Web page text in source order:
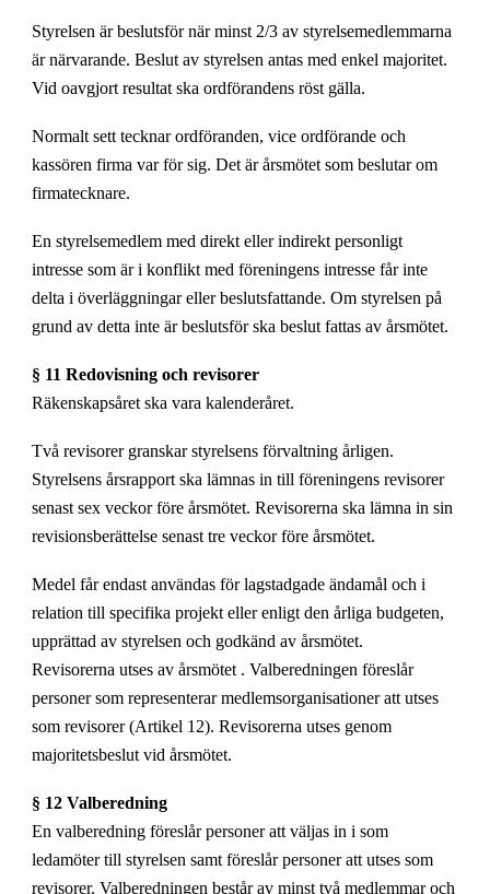
Styrelsen är beslutsför när minst 2/3 av styrelsemedlemmarna
är närvarande. Beslut av styrelsen antas med enkel majoritet.
Vid oavgjort resultat ska ordförandens röst gälla.
Normalt sett tecknar ordföranden, vice ordförande och
kassören firma var för sig. Det är årsmötet som beslutar om
firmatecknare.
En styrelsemedlem med direkt eller indirekt personligt
intresse som är i konflikt med föreningens intresse får inte
delta i överläggningar eller beslutsfattande. Om styrelsen på
grund av detta inte är beslutsför ska beslut fattas av årsmötet.
§ 11 Redovisning och revisorer
Räkenskapsåret ska vara kalenderåret.
Två revisorer granskar styrelsens förvaltning årligen.
Styrelsens årsrapport ska lämnas in till föreningens revisorer
senast sex veckor före årsmötet. Revisorerna ska lämna in sin
revisionsberättelse senast tre veckor före årsmötet.
Medel får endast användas för lagstadgade ändamål och i
relation till specifika projekt eller enligt den årliga budgeten,
upprättad av styrelsen och godkänd av årsmötet.
Revisorerna utses av årsmötet . Valberedningen föreslår
personer som representerar medlemsorganisationer att utses
som revisorer (Artikel 12). Revisorerna utses genom
majoritetsbeslut vid årsmötet.
§ 12 Valberedning
En valberedning föreslår personer att väljas in i som
ledamöter till styrelsen samt föreslår personer att utses som
revisorer. Valberedningen består av minst två medlemmar och